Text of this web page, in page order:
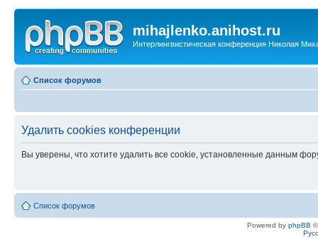
mihajlenko.anihost.ru
Интерлингвистическая конференция Николая
Список форумов
Удалить cookies конференции
Вы уверены, что хотите удалить все cookie, установленные данным
Список форумов
Powered by phpBB